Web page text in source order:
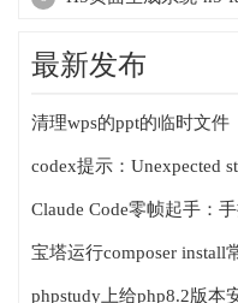
最新发布
清理wps的ppt的临时文件
Claude Code零帧起手：
宝塔运行composer install
phpstudy上给php8.2版本